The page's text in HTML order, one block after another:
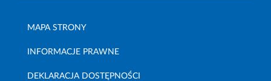
MAPA STRONY
INFORMACJE PRAWNE
DEKLARACJA DOSTĘPNOŚCI